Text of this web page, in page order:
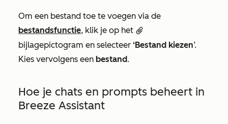
Om een bestand toe te voegen via de
bestandsfunctie, klik je op het attach
bijlagepictogram en selecteer ‘Bestand kiezen’.
Kies vervolgens een bestand.
Hoe je chats en prompts beheert in
Breeze Assistant